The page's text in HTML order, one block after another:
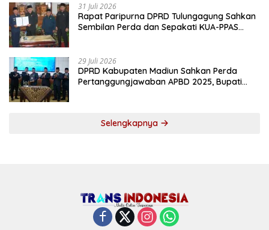
31 Juli 2026
Rapat Paripurna DPRD Tulungagung Sahkan
Sembilan Perda dan Sepakati KUA-PPAS
29 Juli 2026
DPRD Kabupaten Madiun Sahkan Perda
Pertanggungjawaban APBD 2025, Bupati
Selengkapnya